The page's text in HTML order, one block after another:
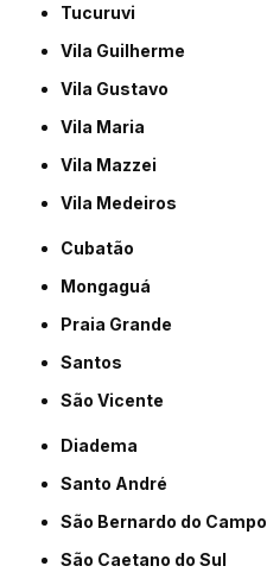
Tucuruvi
Vila Guilherme
Vila Gustavo
Vila Maria
Vila Mazzei
Vila Medeiros
Cubatão
Mongaguá
Praia Grande
Santos
São Vicente
Diadema
Santo André
São Bernardo do Campo
São Caetano do Sul